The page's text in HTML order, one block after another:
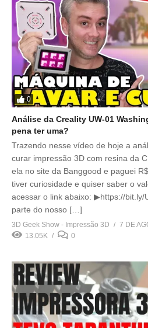
0
Análise da Creality UW-01
pena ter uma?
Trazendo nesse vídeo de hoje a
curar impressão 3D com resina da
ela no site da Banggood e paguei
tiver curiosidade e quiser saber o
acessar o link abaixo: ▶https://bit.ly/
parte do nosso […]
3D Geek Show - Impressão 3D
7 DE
13.05K
0